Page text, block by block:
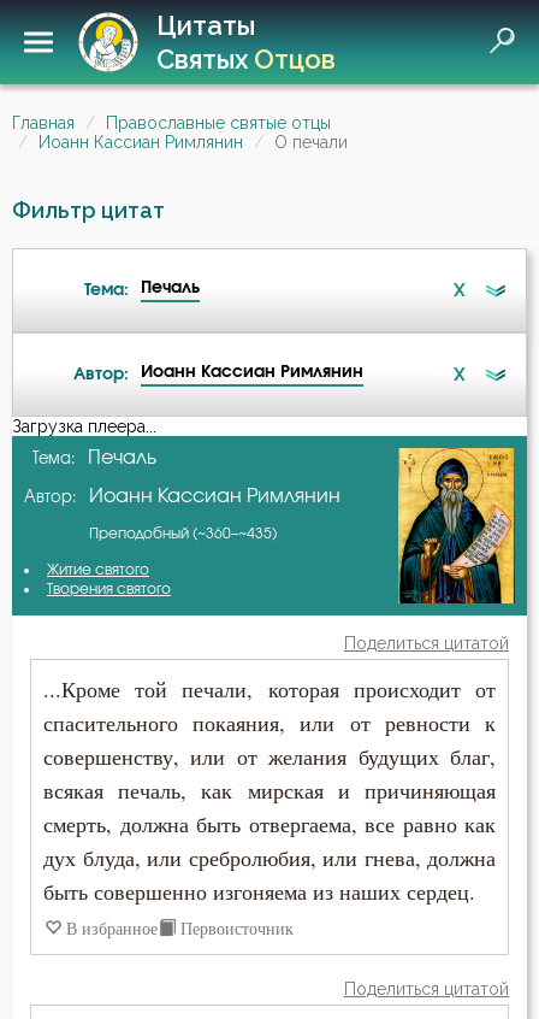
Цитаты
СвятыхОтцов
Главная
Православные святые отцы
Иоанн Кассиан Римлянин
О печали
Фильтр цитат
Тема: Печаль X
Ангел
Ближний
Блуд
Богатство
Борьба
Воздаяние
Воздержание
Гнев
Автор: Иоанн Кассиан Римлянин X
А-я
Авва Исайя (Скитский)
Антоний Оптинский (Путилов)
Василий Великий
Григорий Нисский
Григорий Палама
Ерм
Ефрем Сирин
Игнатий Брянчанинов
Загрузка плеера...
Тема: Печаль
Автор: Иоанн Кассиан Римлянин
Преподобный (~360–~435)
Житие святого
Творения святого
Поделиться цитатой
...Кроме той печали, которая происходит от
спасительного покаяния, или от ревности к
совершенству, или от желания будущих благ,
всякая печаль, как мирская и причиняющая
смерть, должна быть отвергаема, все равно как
дух блуда, или сребролюбия, или гнева, должна
быть совершенно изгоняема из наших сердец.
В избранное Первоисточник
Поделиться цитатой